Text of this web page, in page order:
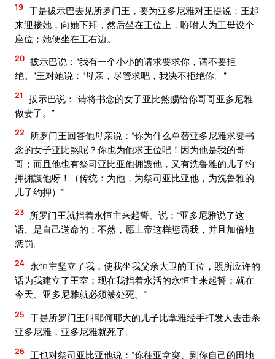
19 于是拔示巴去见所罗门王，要为亚多尼雅对王提说；王起
来迎接她，向她下拜，然后坐在王位上，吩咐人为王母设个
座位；她便坐在王右边。
20 拔示巴说：“我有一个小小的请求要求你，请不要拒
绝。”王对她说：“母亲，尽管求吧，我决不拒绝你。”
21
拔示巴说：“请将书念的女子亚比煞赐给你哥哥亚多尼雅
做妻子。”
22
所罗门王回答他母亲说：“你为什么单替亚多尼雅求要书
念的女子亚比煞呢？你也为他求王位吧！因为他是我的哥
哥；而且他也有祭司亚比亚他拥謢他，又有洗鲁雅的儿子约
押拥謢他呀！（传统：为他，为祭司亚比亚他，为洗鲁雅的
儿子约押）”
23
所罗门王就指着永恒主来起誓、说：“亚多尼雅说了这
话、是自己送命的；不然，愿上帝这样惩罚我，并且加倍地
惩罚。
24 永恒主坚立了我，使我坐我父亲大卫的王位，照所应许的
话为我建立了王室；现在我指着永活的永恒主来起誓；就在
今天、亚多尼雅就必须被处死。”
25 于是所罗门王叫耶何耶大的儿子比拿雅经手打发人去击杀
亚多尼雅，亚多尼雅就死了。
26 王也对祭司亚比亚他说：“你往亚拿突、到你自己的田地